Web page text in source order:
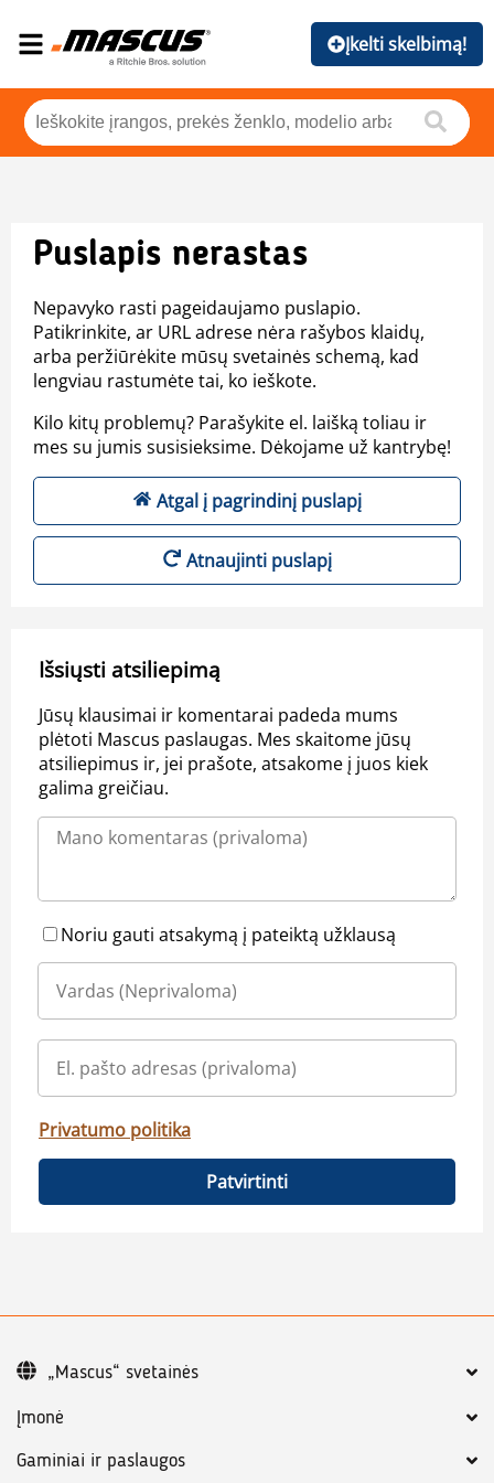
Įkelti skelbimą!
Puslapis nerastas
Nepavyko rasti pageidaujamo puslapio.
Patikrinkite, ar URL adrese nėra rašybos klaidų,
arba peržiūrėkite mūsų svetainės schemą, kad
lengviau rastumėte tai, ko ieškote.
Kilo kitų problemų? Parašykite el. laišką toliau ir
mes su jumis susisieksime. Dėkojame už kantrybę!
Atgal į pagrindinį puslapį
Atnaujinti puslapį
Išsiųsti atsiliepimą
Jūsų klausimai ir komentarai padeda mums
plėtoti Mascus paslaugas. Mes skaitome jūsų
atsiliepimus ir, jei prašote, atsakome į juos kiek
galima greičiau.
Noriu gauti atsakymą į pateiktą užklausą
Privatumo politika
Patvirtinti
Įmonė
Gaminiai ir paslaugos
„Mascus“ svetainės